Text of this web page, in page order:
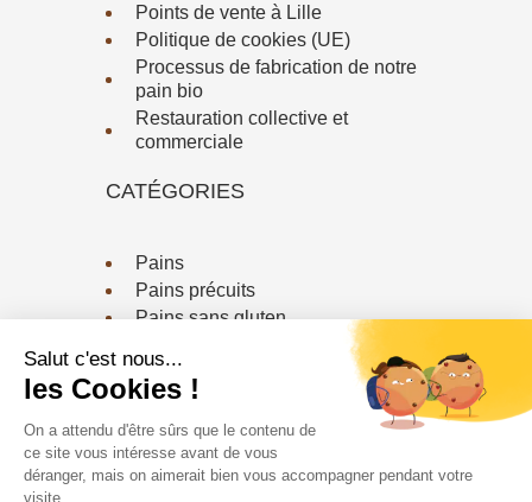
Points de vente à Lille
Politique de cookies (UE)
Processus de fabrication de notre
pain bio
Restauration collective et
commerciale
CATÉGORIES
Pains
Pains précuits
Pains sans gluten
CONTACTEZ-NOUS
Téléphone : 03 20 79 18 64